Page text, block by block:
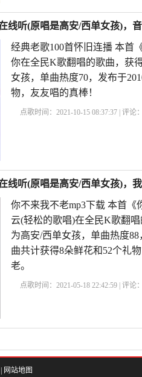
线听(原唱是高安/西单女孩)，
经典老歌100首怀旧连播 本首
你在全民K歌翻唱的歌曲，获
女孩，单曲热度70，发布于
物，友友唱的真棒！
点歌时间：2021-10-15 08:37:37 | 评论
线听(原唱是高安/西单女孩)，
你不来我不老mp3下载 本首《
云(轻松的歌唱)在全民K歌翻
为高安/西单女孩，单曲热度
曲共计获得8朵鲜花和52个礼
老。
点歌时间：2021-05-18 22:42:59 | 评论
网站地图